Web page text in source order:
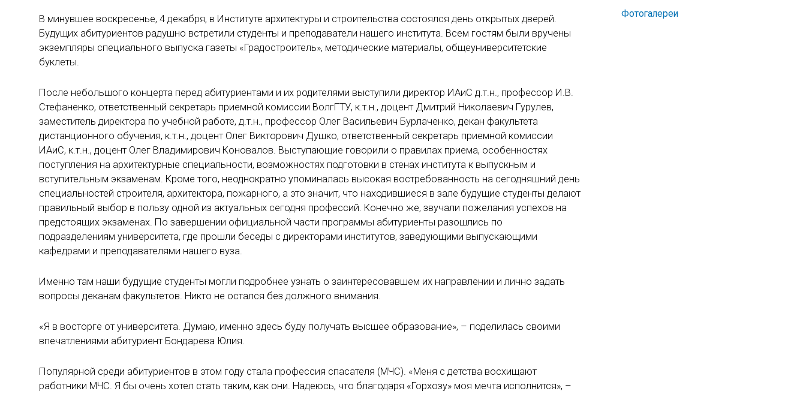
Фотогалереи
В минувшее воскресенье, 4 декабря, в Институте архитектуры и строительства состоялся день открытых дверей.
Будущих абитуриентов радушно встретили студенты и преподаватели нашего института. Всем гостям были вручены
экземпляры специального выпуска газеты «Градостроитель», методические материалы, общеуниверситетские
буклеты.
После небольшого концерта перед абитуриентами и их родителями выступили директор ИАиС д.т.н., профессор И.В.
Стефаненко, ответственный секретарь приемной комиссии ВолгГТУ, к.т.н., доцент Дмитрий Николаевич Гурулев,
заместитель директора по учебной работе, д.т.н., профессор Олег Васильевич Бурлаченко, декан факультета
дистанционного обучения, к.т.н., доцент Олег Викторович Душко, ответственный секретарь приемной комиссии
ИАиС, к.т.н., доцент Олег Владимирович Коновалов. Выступающие говорили о правилах приема, особенностях
поступления на архитектурные специальности, возможностях подготовки в стенах института к выпускным и
вступительным экзаменам. Кроме того, неоднократно упоминалась высокая востребованность на сегодняшний день
специальностей строителя, архитектора, пожарного, а это значит, что находившиеся в зале будущие студенты делают
правильный выбор в пользу одной из актуальных сегодня профессий. Конечно же, звучали пожелания успехов на
предстоящих экзаменах. По завершении официальной части программы абитуриенты разошлись по
подразделениям университета, где прошли беседы с директорами институтов, заведующими выпускающими
кафедрами и преподавателями нашего вуза.
Именно там наши будущие студенты могли подробнее узнать о заинтересовавшем их направлении и лично задать
вопросы деканам факультетов. Никто не остался без должного внимания.
«Я в восторге от университета. Думаю, именно здесь буду получать высшее образование», – поделилась своими
впечатлениями абитуриент Бондарева Юлия.
Популярной среди абитуриентов в этом году стала профессия спасателя (МЧС). «Меня с детства восхищают
работники МЧС. Я бы очень хотел стать таким, как они. Надеюсь, что благодаря «Горхозу» моя мечта исполнится», –